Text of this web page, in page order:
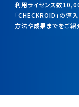
利用ライセンス数
「CHECKROID」の導入
方法や成果までをご紹